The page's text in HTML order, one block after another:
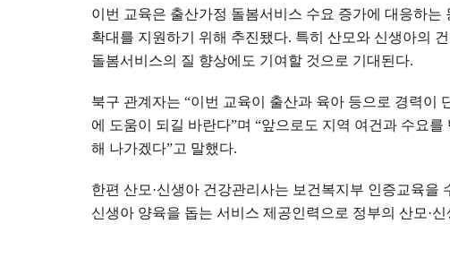
이번 교육은 출산가정 돌봄서비스 수요 증가에 대응하
확대를 지원하기 위해 추진됐다. 특히 산모와 신생아의
돌봄서비스의 질 향상에도 기여할 것으로 기대된다.
북구 관계자는 “이번 교육이 출산과 육아 등으로 경력이
에 도움이 되길 바란다”며 “앞으로도 지역 여건과 수요
해 나가겠다”고 말했다.
한편 산모 ·신생아 건강관리사는 보건복지부 인증교육을
신생아 양육을 돕는 서비스 제공인력으로 정부의 산모 ·신